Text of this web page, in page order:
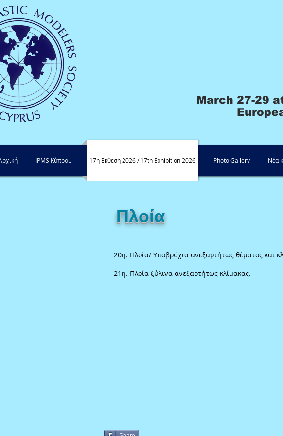
March 27-29
IPMS Κύπρου 17η Εκθεση 2026 / 17th Exhibition 2026 Photo Gallery Νέα
Πλοία
20η. Πλοία/ Υποβρύχια ανεξαρτήτως θέματος και
21η. Πλοία ξύλινα ανεξαρτήτως κλίμακας.